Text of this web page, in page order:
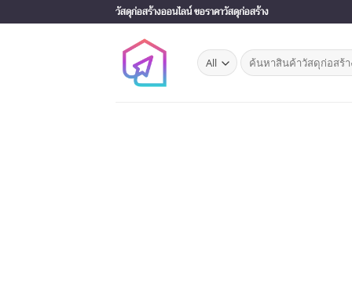
to
วัสดุก่อสร้างออนไลน์ ขอราคาวัสดุก่อสร้าง
Search
for: